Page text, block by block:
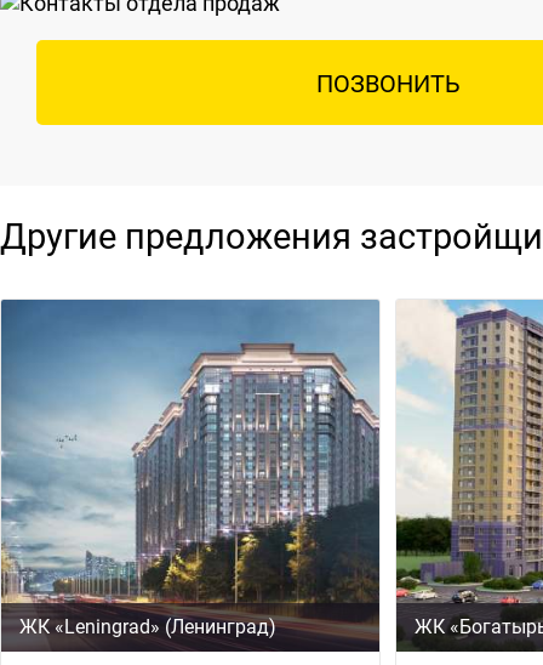
ПОЗВОНИТЬ
Другие предложения
ЖК «Leningrad» (Ленинград) ЖК